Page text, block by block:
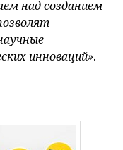
над созданием
инноваций».